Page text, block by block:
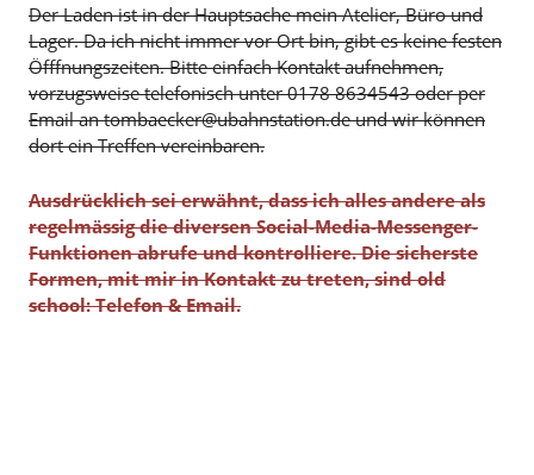
Der Laden ist in der Hauptsache mein Atelier, Büro und
Lager. Da ich nicht immer vor Ort bin, gibt es keine festen
Öfffnungszeiten. Bitte einfach Kontakt aufnehmen,
vorzugsweise telefonisch unter 0178 8634543 oder per
Email an tombaecker@ubahnstation.de und wir können
dort ein Treffen vereinbaren.
Ausdrücklich sei erwähnt, dass ich alles andere als
regelmässig die diversen Social-Media-Messenger-
Funktionen abrufe und kontrolliere. Die sicherste
Formen, mit mir in Kontakt zu treten, sind old
school: Telefon & Email.